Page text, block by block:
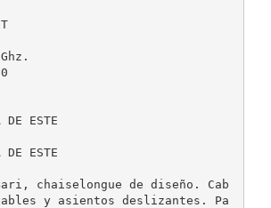
DE ESTE
DE ESTE
chaiselongue de diseño. Cab
y asientos deslizantes. Pa